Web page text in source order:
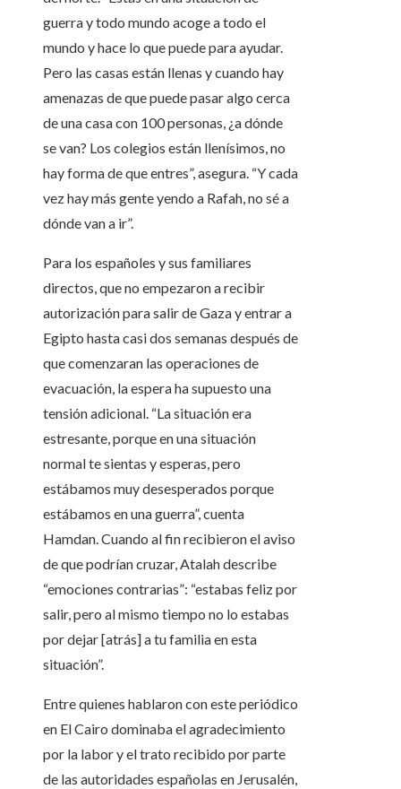
guerra y todo mundo acoge a todo el
mundo y hace lo que puede para ayudar.
Pero las casas están llenas y cuando hay
amenazas de que puede pasar algo cerca
de una casa con 100 personas, ¿a dónde
se van? Los colegios están llenísimos, no
hay forma de que entres”, asegura. “Y cada
vez hay más gente yendo a Rafah, no sé a
dónde van a ir”.
Para los españoles y sus familiares
directos, que no empezaron a recibir
autorización para salir de Gaza y entrar a
Egipto hasta casi dos semanas después de
que comenzaran las operaciones de
evacuación, la espera ha supuesto una
tensión adicional. “La situación era
estresante, porque en una situación
normal te sientas y esperas, pero
estábamos muy desesperados porque
estábamos en una guerra”, cuenta
Hamdan. Cuando al fin recibieron el aviso
de que podrían cruzar, Atalah describe
“emociones contrarias”: “estabas feliz por
salir, pero al mismo tiempo no lo estabas
por dejar [atrás] a tu familia en esta
situación”.
Entre quienes hablaron con este periódico
en El Cairo dominaba el agradecimiento
por la labor y el trato recibido por parte
de las autoridades españolas en Jerusalén,